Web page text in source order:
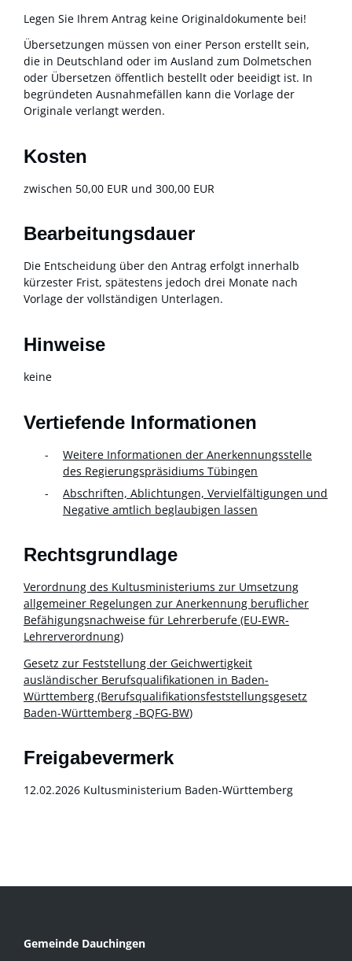
Legen Sie Ihrem Antrag keine Originaldokumente bei!
Übersetzungen müssen von einer Person erstellt sein,
die in Deutschland oder im Ausland zum Dolmetschen
oder Übersetzen öffentlich bestellt oder beeidigt ist. In
begründeten Ausnahmefällen kann die Vorlage der
Originale verlangt werden.
Kosten
zwischen 50,00 EUR und 300,00 EUR
Bearbeitungsdauer
Die Entscheidung über den Antrag erfolgt innerhalb
kürzester Frist, spätestens jedoch drei Monate nach
Vorlage der vollständigen Unterlagen.
Hinweise
keine
Vertiefende Informationen
Weitere Informationen der Anerkennungsstelle
des Regierungspräsidiums Tübingen
Abschriften, Ablichtungen, Vervielfältigungen und
Negative amtlich beglaubigen lassen
Rechtsgrundlage
Verordnung des Kultusministeriums zur Umsetzung
allgemeiner Regelungen zur Anerkennung beruflicher
Befähigungsnachweise für Lehrerberufe (EU-EWR-
Lehrerverordnung)
Gesetz zur Feststellung der Geichwertigkeit
ausländischer Berufsqualifikationen in Baden-
Württemberg (Berufsqualifikationsfeststellungsgesetz
Baden-Württemberg -BQFG-BW)
Freigabevermerk
12.02.2026 Kultusministerium Baden-Württemberg
Gemeinde Dauchingen